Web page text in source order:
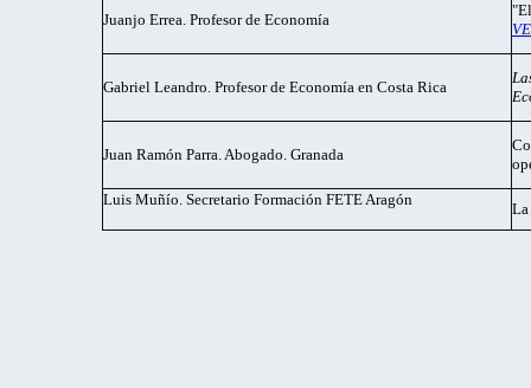
Juanjo Errea. Profesor de Economía
Gabriel Leandro. Profesor de Economía en Costa Rica
Juan Ramón Parra. Abogado. Granada
Luis Muñío. Secretario Formación FETE Aragón